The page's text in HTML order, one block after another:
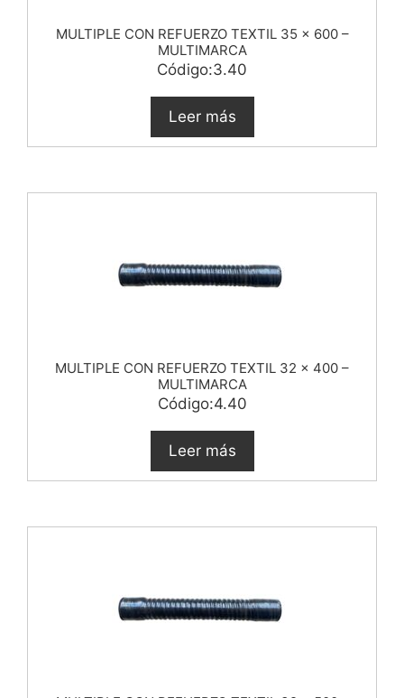
MULTIPLE CON REFUERZO TEXTIL 35 x 600 –
MULTIMARCA
Código:3.40
Leer más
MULTIPLE CON REFUERZO TEXTIL 32 x 400 –
MULTIMARCA
Código:4.40
Leer más